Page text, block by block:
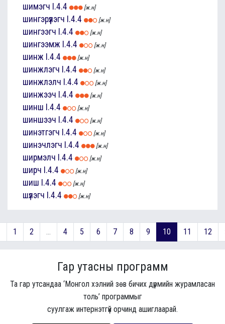
шимэгч I.4.4 [ж.н]
шингэрүүлэгч I.4.4 [ж.н]
шингээгч I.4.4 [ж.н]
шингээмж I.4.4 [ж.н]
шинж I.4.4 [ж.н]
шинжлэгч I.4.4 [ж.н]
шинжлэлч I.4.4 [ж.н]
шинжээч I.4.4 [ж.н]
шинш I.4.4 [ж.н]
шиншээч I.4.4 [ж.н]
шинэтгэгч I.4.4 [ж.н]
шинэчлэгч I.4.4 [ж.н]
ширмэлч I.4.4 [ж.н]
ширч I.4.4 [ж.н]
шиш I.4.4 [ж.н]
шүлэгч I.4.4 [ж.н]
1 2 ... 4 5 6 7 8 9 10 11 12
Гар утасны программ
Та гар утсандаа ‘Монгол хэлний зөв бичих дүрмийн журамласан
толь’ программыг
суулгаж интернэтгүй орчинд ашиглаарай.